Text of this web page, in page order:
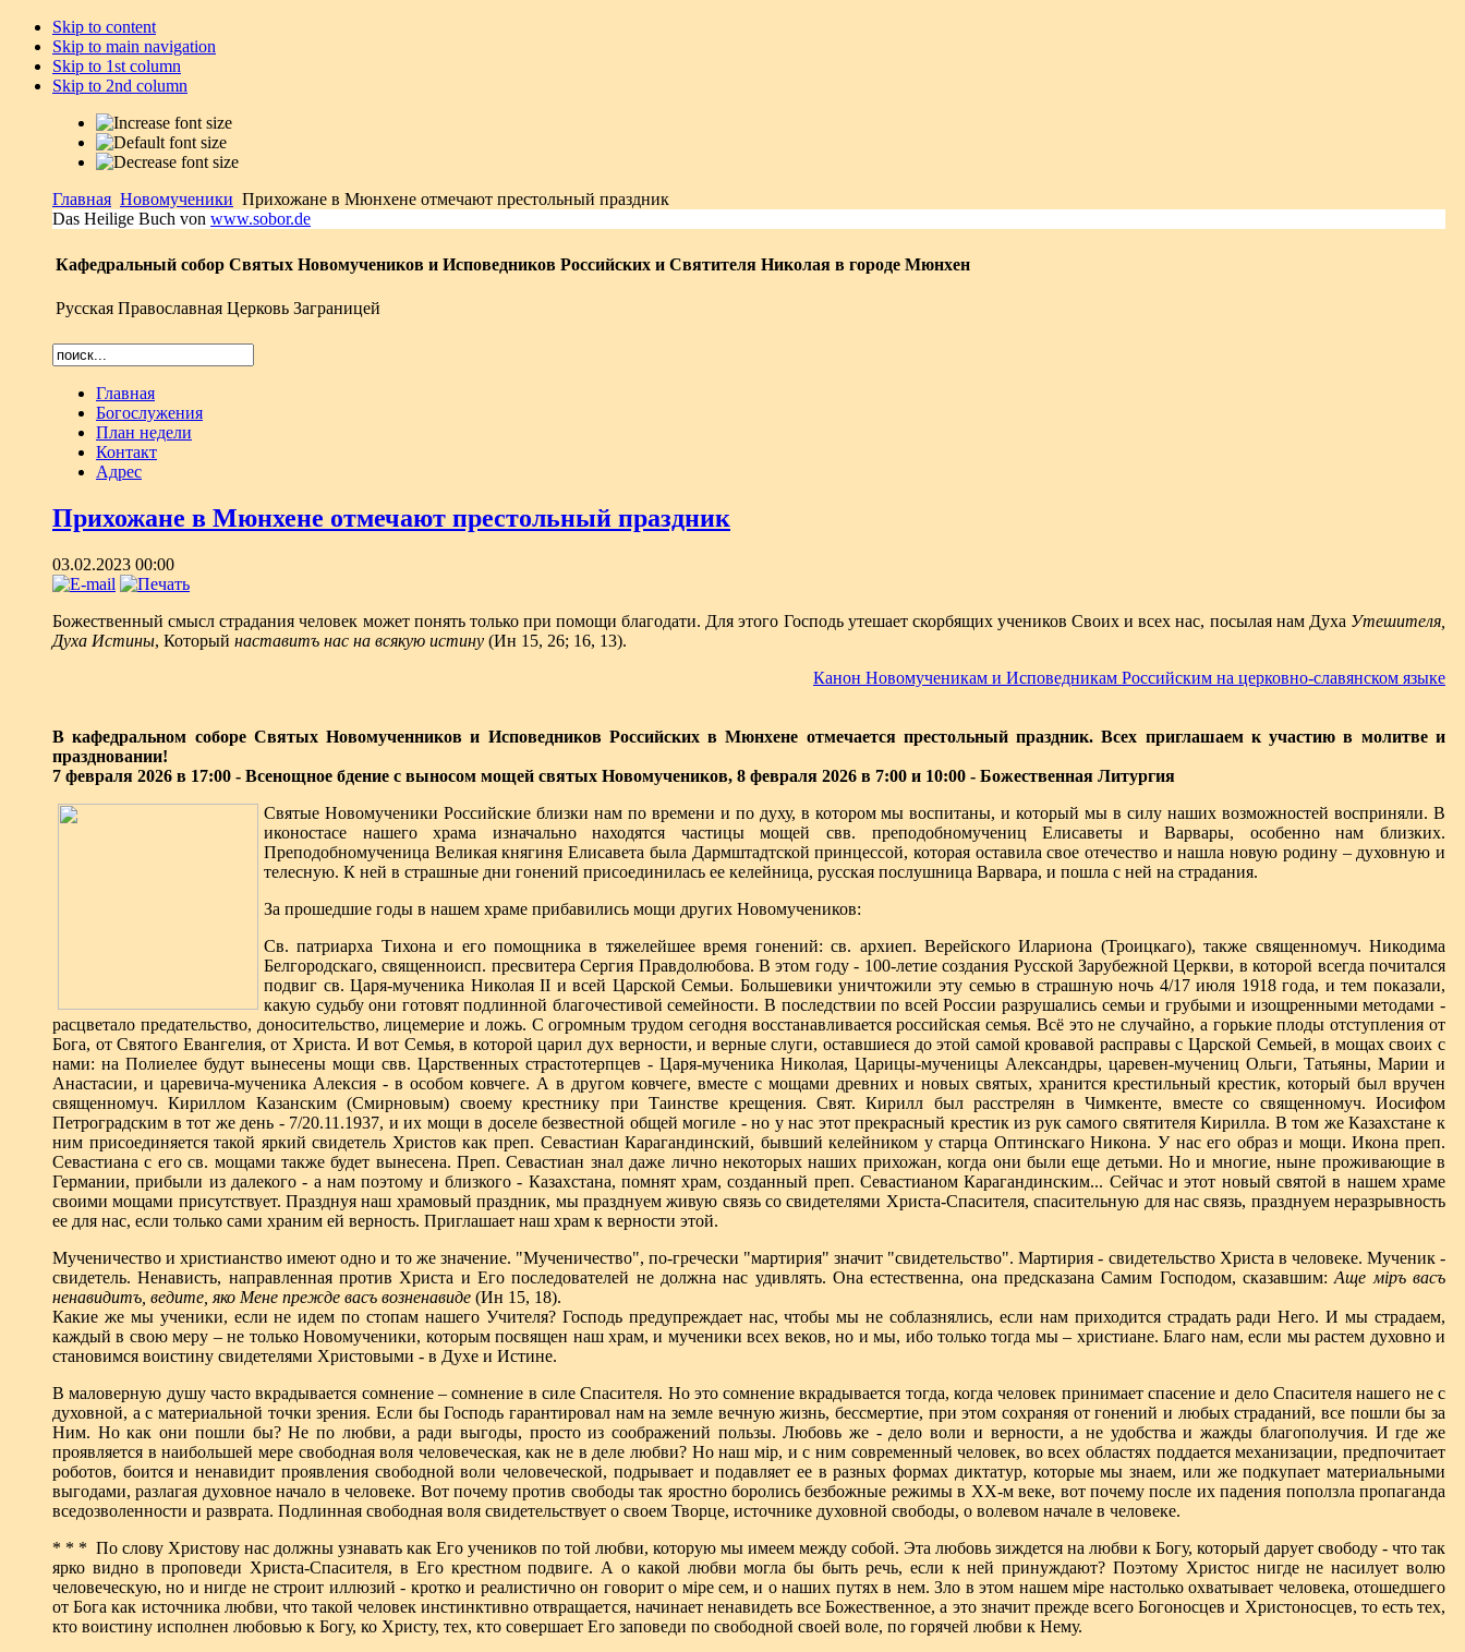
Skip to content
Skip to main navigation
Skip to 1st column
Skip to 2nd column
Главная Новомученики Прихожане в Мюнхене отмечают престольный праздник
Das Heilige Buch von www.sobor.de
Кафедральный собор Святых Новомучеников и Исповедников Российских и Святителя Николая в городе Мюнхен
Русская Православная Церковь Заграницей
Главная
Богослужения
План недели
Контакт
Адрес
Прихожане в Мюнхене отмечают престольный праздник
03.02.2023 00:00
Божественный смысл страдания человек может понять только при помощи благодати. Для этого Господь утешает скорбящих учеников Своих и всех нас, посылая нам Духа Утешителя,
Духа Истины, Который наставитъ нас на всякую истину (Ин 15, 26; 16, 13).
Канон Новомученикам и Исповедникам Российским на церковно-славянском языке
В кафедральном соборе Святых Новомученников и Исповедников Российских в Мюнхене отмечается престольный праздник. Всех приглашаем к участию в молитве и
праздновании!
7 февраля 2026 в 17:00 - Всенощное бдение с выносом мощей святых Новомучеников, 8 февраля 2026 в 7:00 и 10:00 - Божественная Литургия
Святые Новомученики Российские близки нам по времени и по духу, в котором мы воспитаны, и который мы в силу наших возможностей восприняли. В
иконостасе нашего храма изначально находятся частицы мощей свв. преподобномучениц Елисаветы и Варвары, особенно нам близких.
Преподобномученица Великая княгиня Елисавета была Дармштадтской принцессой, которая оставила свое отечество и нашла новую родину – духовную и
телесную. К ней в страшные дни гонений присоединилась ее келейница, русская послушница Варвара, и пошла с ней на страдания.
За прошедшие годы в нашем храме прибавились мощи других Новомучеников:
Св. патриарха Тихона и его помощника в тяжелейшее время гонений: св. архиеп. Верейского Илариона (Троицкаго), также священномуч. Никодима
Белгородскаго, священноисп. пресвитера Сергия Правдолюбова. В этом году - 100-летие создания Русской Зарубежной Церкви, в которой всегда почитался
подвиг св. Царя-мученика Николая II и всей Царской Семьи. Большевики уничтожили эту семью в страшную ночь 4/17 июля 1918 года, и тем показали,
какую судьбу они готовят подлинной благочестивой семейности. В последствии по всей России разрушались семьи и грубыми и изощренными методами -
расцветало предательство, доносительство, лицемерие и ложь. С огромным трудом сегодня восстанавливается российская семья. Всё это не случайно, а горькие плоды отступления от
Бога, от Святого Евангелия, от Христа. И вот Семья, в которой царил дух верности, и верные слуги, оставшиеся до этой самой кровавой расправы с Царской Семьей, в мощах своих с
нами: на Полиелее будут вынесены мощи свв. Царственных страстотерпцев - Царя-мученика Николая, Царицы-мученицы Александры, царевен-мучениц Ольги, Татьяны, Марии и
Анастасии, и царевича-мученика Алексия - в особом ковчеге. А в другом ковчеге, вместе с мощами древних и новых святых, хранится крестильный крестик, который был вручен
священномуч. Кириллом Казанским (Смирновым) своему крестнику при Таинстве крещения. Свят. Кирилл был расстрелян в Чимкенте, вместе со священномуч. Иосифом
Петроградским в тот же день - 7/20.11.1937, и их мощи в доселе безвестной общей могиле - но у нас этот прекрасный крестик из рук самого святителя Кирилла. В том же Казахстане к
ним присоединяется такой яркий свидетель Христов как преп. Севастиан Карагандинский, бывший келейником у старца Оптинскаго Никона. У нас его образ и мощи. Икона преп.
Севастиана с его св. мощами также будет вынесена. Преп. Севастиан знал даже лично некоторых наших прихожан, когда они были еще детьми. Но и многие, ныне проживающие в
Германии, прибыли из далекого - а нам поэтому и близкого - Казахстана, помнят храм, созданный преп. Севастианом Карагандинским... Сейчас и этот новый святой в нашем храме
своими мощами присутствует. Празднуя наш храмовый праздник, мы празднуем живую связь со свидетелями Христа-Спасителя, спасительную для нас связь, празднуем неразрывность
ее для нас, если только сами храним ей верность. Приглашает наш храм к верности этой.
Мученичество и христианство имеют одно и то же значение. "Мученичество", по-гречески "мартирия" значит "свидетельство". Мартирия - свидетельство Христа в человеке. Мученик -
свидетель. Ненависть, направленная против Христа и Его последователей не должна нас удивлять. Она естественна, она предсказана Самим Господом, сказавшим:Аще мiръ васъ
ненавидитъ, ведите, яко Мене прежде васъ возненавиде (Ин 15, 18).
Какие же мы ученики, если не идем по стопам нашего Учителя? Господь предупреждает нас, чтобы мы не соблазнялись, если нам приходится страдать ради Него. И мы страдаем,
каждый в свою меру – не только Новомученики, которым посвящен наш храм, и мученики всех веков, но и мы, ибо только тогда мы – христиане. Благо нам, если мы растем духовно и
становимся воистину свидетелями Христовыми - в Духе и Истине.
В маловерную душу часто вкрадывается сомнение – сомнение в силе Спасителя. Но это сомнение вкрадывается тогда, когда человек принимает спасение и дело Спасителя нашего не с
духовной, а с материальной точки зрения. Если бы Господь гарантировал нам на земле вечную жизнь, бессмертие, при этом сохраняя от гонений и любых страданий, все пошли бы за
Ним. Но как они пошли бы? Не по любви, а ради выгоды, просто из соображений пользы. Любовь же - дело воли и верности, а не удобства и жажды благополучия. И где же
проявляется в наибольшей мере свободная воля человеческая, как не в деле любви? Но наш мiр, и с ним современный человек, во всех областях поддается механизации, предпочитает
роботов, боится и ненавидит проявления свободной воли человеческой, подрывает и подавляет ее в разных формах диктатур, которые мы знаем, или же подкупает материальными
выгодами, разлагая духовное начало в человеке. Вот почему против свободы так яростно боролись безбожные режимы в ХХ-м веке, вот почему после их падения поползла пропаганда
вседозволенности и разврата. Подлинная свободная воля свидетельствует о своем Творце, источнике духовной свободы, о волевом начале в человеке.
* * * По слову Христову нас должны узнавать как Его учеников по той любви, которую мы имеем между собой. Эта любовь зиждется на любви к Богу, который дарует свободу - что так
ярко видно в проповеди Христа-Спасителя, в Его крестном подвиге. А о какой любви могла бы быть речь, если к ней принуждают? Поэтому Христос нигде не насилует волю
человеческую, но и нигде не строит иллюзий - кротко и реалистично он говорит о мiре сем, и о наших путях в нем. Зло в этом нашем мiре настолько охватывает человека, отошедшего
от Бога как источника любви, что такой человек инстинктивно отвращается, начинает ненавидеть все Божественное, а это значит прежде всего Богоносцев и Христоносцев, то есть тех,
кто воистину исполнен любовью к Богу, ко Христу, тех, кто совершает Его заповеди по свободной своей воле, по горячей любви к Нему.